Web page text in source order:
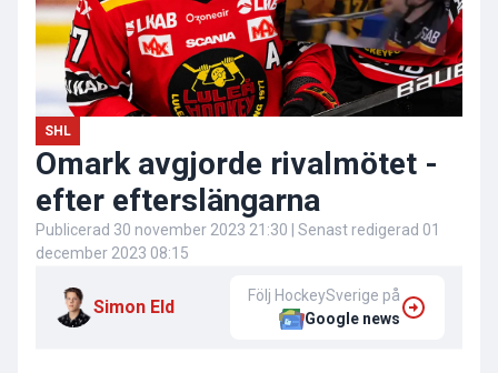
SHL
Omark avgjorde rivalmötet -
efter efterslängarna
Publicerad 30 november 2023 21:30 | Senast redigerad 01
december 2023 08:15
Simon Eld
Följ HockeySverige på
Google news